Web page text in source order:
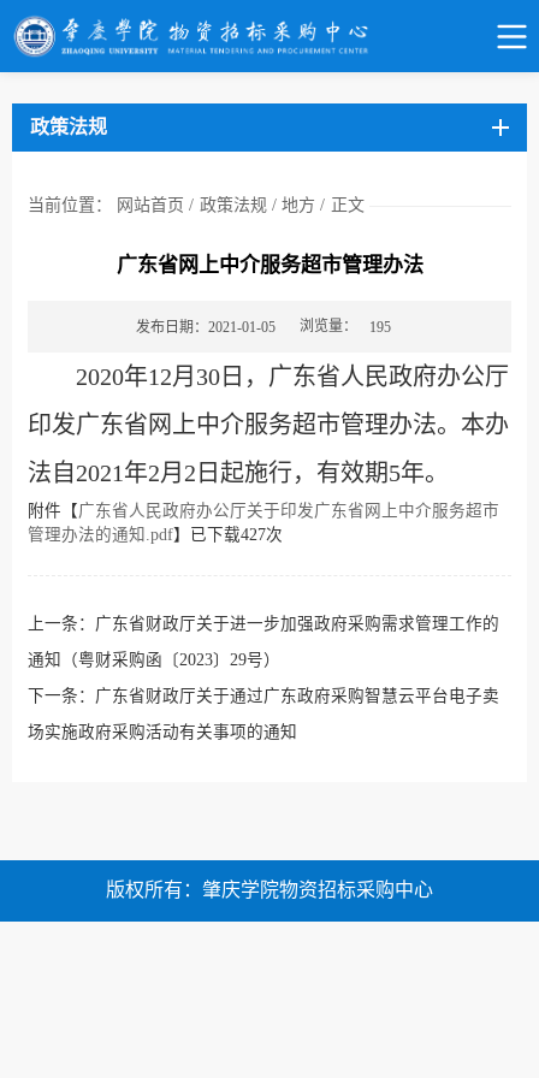
政策法规
当前位置： 网站首页 / 政策法规 / 地方 / 正文
广东省网上中介服务超市管理办法
发布日期：2021-01-05 浏览量： 195
2020年12月30日，广东省人民政府办公厅
印发广东省网上中介服务超市管理办法。本办
法自2021年2月2日起施行，有效期5年。
附件【 广东省人民政府办公厅关于印发广东省网上中介服务超市
管理办法的通知.pdf】已下载427次
上一条： 广东省财政厅关于进一步加强政府采购需求管理工作的
通知（粤财采购函〔2023〕29号）
下一条： 广东省财政厅关于通过广东政府采购智慧云平台电子卖
场实施政府采购活动有关事项的通知
版权所有：肇庆学院物资招标采购中心